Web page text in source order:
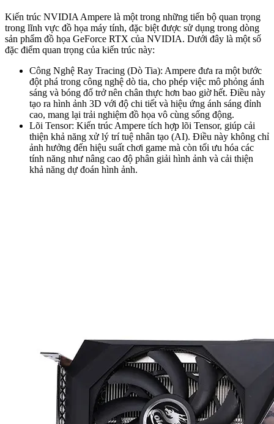
Kiến trúc NVIDIA Ampere là một trong những tiến bộ quan trọng
trong lĩnh vực đồ họa máy tính, đặc biệt được sử dụng trong dòng
sản phẩm đồ họa GeForce RTX của NVIDIA. Dưới đây là một số
đặc điểm quan trọng của kiến trúc này:
Công Nghệ Ray Tracing (Dò Tia): Ampere đưa ra một bước
đột phá trong công nghệ dò tia, cho phép việc mô phỏng ánh
sáng và bóng đổ trở nên chân thực hơn bao giờ hết. Điều này
tạo ra hình ảnh 3D với độ chi tiết và hiệu ứng ánh sáng đỉnh
cao, mang lại trải nghiệm đồ họa vô cùng sống động.
Lõi Tensor: Kiến trúc Ampere tích hợp lõi Tensor, giúp cải
thiện khả năng xử lý trí tuệ nhân tạo (AI). Điều này không chỉ
ảnh hưởng đến hiệu suất chơi game mà còn tối ưu hóa các
tính năng như nâng cao độ phân giải hình ảnh và cải thiện
khả năng dự đoán hình ảnh.